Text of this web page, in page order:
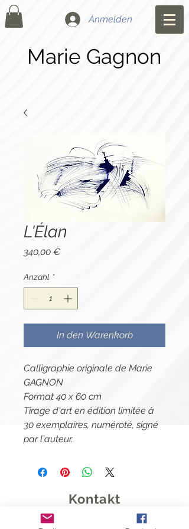
Anmelden
Marie Gagnon
L'Élan
340,00 €Preis
Anzahl *
In den Warenkorb
Calligraphie originale de Marie
GAGNON
Format 40 x 60 cm
Tirage d'art en édition limitée à
30 exemplaires, numéroté, signé
par l'auteur.
Kontakt